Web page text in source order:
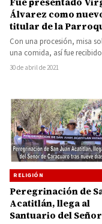
Álvarez como
titular de la
San Juan Bautista de
Huetamo
Con una procesión, misa
una comida, así fue recibido
Virgilio Álvarez Morales,
30 de abril de 2021
RELIGIÓN
Peregrinación de
Acatitlán, llega al
Santuario del